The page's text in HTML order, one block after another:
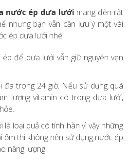
nước ép dưa lưới mang đến rất
nhưng bạn vẫn cần lưu ý một vài
ép dưa lưới nhé!
ép để dưa lưới vẫn giữ nguyên vẹn
đa trong 24 giờ. Nếu sử dụng quá
lượng vitamin có trong dưa lưới,
loại quả có tính hàn vì vậy những
ốm thì không nên sử dụng nước ép
năng lượng.